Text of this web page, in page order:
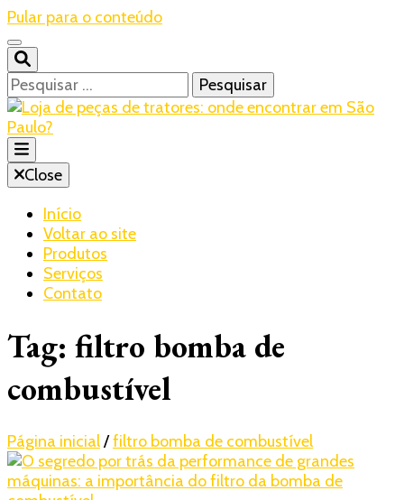
Pular para o conteúdo
Pesquisar
por:
Realtrac
Blog – Realtrac
Close
Início
Voltar ao site
Produtos
Serviços
Contato
Tag: filtro bomba de
combustível
Página inicial/filtro bomba de combustível